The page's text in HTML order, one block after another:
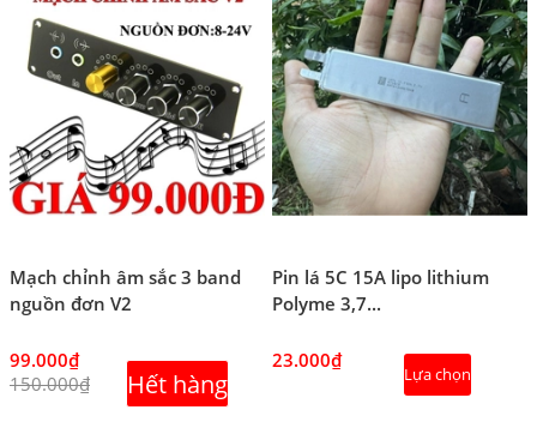
Mạch chỉnh âm sắc 3 band
nguồn đơn V2
99.000₫
150.000₫
Hết hàng
Pin lá 5C 15A lipo lithium
Polyme 3,7...
23.000₫
Lựa chọn